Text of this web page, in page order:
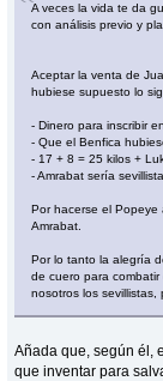
A veces la vida te da
con análisis previo y
Aceptar la venta de
hubiese supuesto lo
- Dinero para inscribir
- Que el Benfica
- 17 + 8 = 25 kilos +
- Amrabat sería sevillista.
Por hacerse el Popeye
Amrabat.
Por lo tanto la alegría
de cuero para
nosotros los sevillistas,
Añada que, según él,
que inventar para